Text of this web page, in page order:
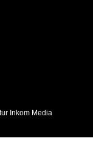
Inkom Media